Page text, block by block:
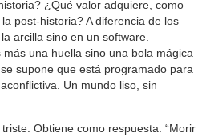
¿Qué valor adquiere, como
post-historia? A diferencia de los
arcilla sino en un software.
una huella sino una bola mágica
supone que está programado para
Un mundo liso, sin
Obtiene como respuesta: “Morir